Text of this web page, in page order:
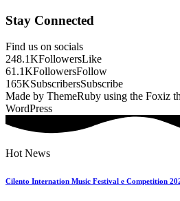
Stay Connected
Find us on socials
248.1KFollowersLike
61.1KFollowersFollow
165KSubscribersSubscribe
Made by ThemeRuby using the Foxiz
WordPress
Hot News
Cilento Internation Music Festival e Competition